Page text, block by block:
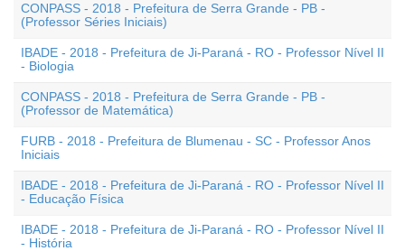
CONPASS - 2018 - Prefeitura de Serra Grande - PB -
(Professor Séries Iniciais)
IBADE - 2018 - Prefeitura de Ji-Paraná - RO - Professor Nível II
- Biologia
CONPASS - 2018 - Prefeitura de Serra Grande - PB -
(Professor de Matemática)
FURB - 2018 - Prefeitura de Blumenau - SC - Professor Anos
Iniciais
IBADE - 2018 - Prefeitura de Ji-Paraná - RO - Professor Nível II
- Educação Física
IBADE - 2018 - Prefeitura de Ji-Paraná - RO - Professor Nível II
- História